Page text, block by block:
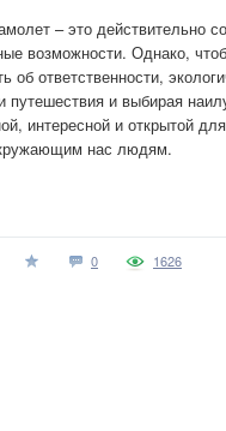
– это действительно
возможности. Однако,
ответственности,
путешествия и выбирая
интересной и открытой
нас людям.
0 1626